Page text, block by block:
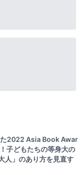
2022 Asia Book Awar
子どもたちの等身大の
人」のあり方を見直す